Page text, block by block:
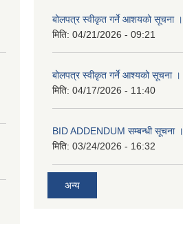
बोलपत्र स्वीकृत गर्ने आशयको सूचना ।
मिति: 04/21/2026 - 09:21
बोलपत्र स्वीकृत गर्ने आश्यको सूचना ।
मिति: 04/17/2026 - 11:40
BID ADDENDUM सम्बन्धी सूचना ।
मिति: 03/24/2026 - 16:32
अन्य